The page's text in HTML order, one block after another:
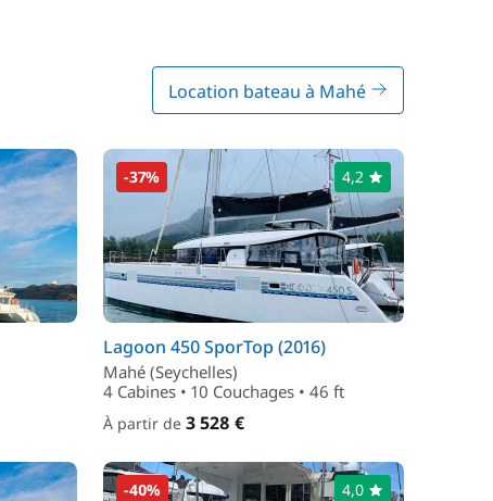
Location bateau à Mahé
-37% 4,2
Lagoon 450 SporTop (2016)
Mahé (Seychelles)
4 Cabines • 10 Couchages • 46 ft
À partir de 3 528 €
-40% 4,0